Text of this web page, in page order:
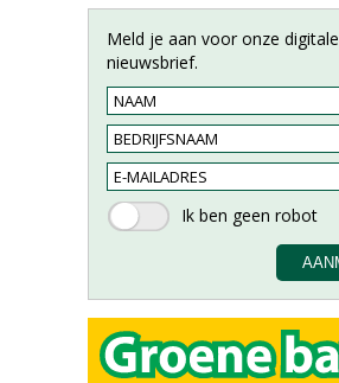
Meld je aan voor onze digitale
nieuwsbrief.